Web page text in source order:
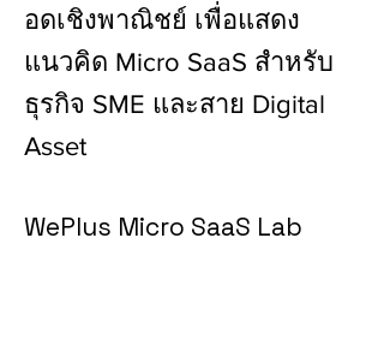
อดเชิงพาณิชย์ เพื่อแสดง
แนวคิด Micro SaaS สำหรับ
ธุรกิจ SME และสาย Digital
Asset
WePlus Micro SaaS Lab